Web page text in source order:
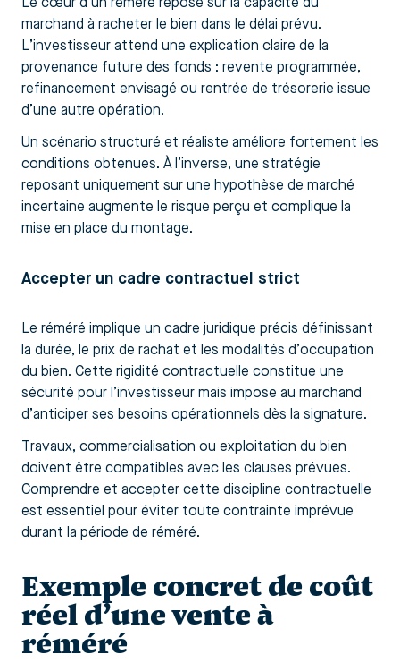
Le cœur d’un réméré repose sur la capacité du
marchand à racheter le bien dans le délai prévu.
L’investisseur attend une explication claire de la
provenance future des fonds : revente programmée,
refinancement envisagé ou rentrée de trésorerie issue
d’une autre opération.
Un scénario structuré et réaliste améliore fortement les
conditions obtenues. À l’inverse, une stratégie
reposant uniquement sur une hypothèse de marché
incertaine augmente le risque perçu et complique la
mise en place du montage.
Accepter un cadre contractuel strict
Le réméré implique un cadre juridique précis définissant
la durée, le prix de rachat et les modalités d’occupation
du bien. Cette rigidité contractuelle constitue une
sécurité pour l’investisseur mais impose au marchand
d’anticiper ses besoins opérationnels dès la signature.
Travaux, commercialisation ou exploitation du bien
doivent être compatibles avec les clauses prévues.
Comprendre et accepter cette discipline contractuelle
est essentiel pour éviter toute contrainte imprévue
durant la période de réméré.
Exemple concret de coût
réel d’une vente à
réméré